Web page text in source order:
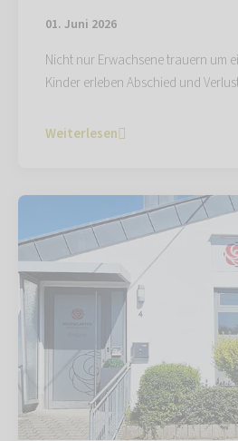
01. Juni 2026
Nicht nur Erwachsene trauern um
Kinder erleben Abschied und
Weiterlesen